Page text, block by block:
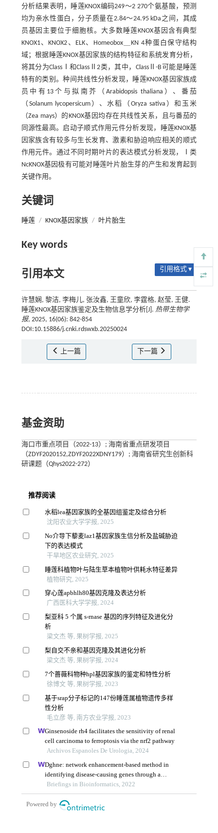
分析结果表明，睡莲KNOX编码249～2 270个氨基酸，预测
均为亲水性蛋白，分子质量在2.84～24.95 kDa之间，其成
员基因主要位于细胞核。大多数睡莲KNOX基因含有典型
KNOX1、KNOX2、ELK、Homeobox＿KN 4种蛋白保守结构
域；根据睡莲KNOX基因家族的结构特征和系统发育分析，
将其分为ClassⅠ和ClassⅡ2类，其中，ClassⅡ-B可能是睡莲
特有的类别。种间共线性分析发现，睡莲KNOX基因家族成
员中有13个与拟南芥（Arabidopsis thaliana）、番茄
（Solanum lycopersicum）、水稻（Oryza sativa）和玉米
（Zea mays）的KNOX基因均存在共线性关系，且与番茄的
同源性最高。启动子顺式作用元件分析发现，睡莲KNOX基
因家族含有较多与生长发育、激素和胁迫响应相关的顺式
作用元件。通过不同时期叶片的表达模式分析发现，Ⅰ类
NcKNOX基因极有可能对睡莲叶片胎生芽的产生和发育起到
关键作用。
关键词
睡莲 / KNOX基因家族 / 叶片胎生
Key words
引用本文 引用格式 ▾
许慧娴, 黎洁, 李梅儿, 张汝鑫, 王童欣, 李霆格, 赵莹, 王健.
睡莲KNOX基因家族鉴定及生物信息学分析[J]. 热带生物学
报, 2025, 16(06): 842-854
DOI:10.15886/j.cnki.rdswxb.20250024
上一篇 下一篇
基金资助
海口市重点项目（2022-13）; 海南省重点研发项目
（ZDYF2020152,ZDYF2022XDNY179）; 海南省研究生创新科
研课题（Qhys2022-272）